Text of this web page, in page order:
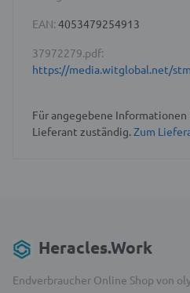
EAN: 4053479254913
37972279.pdf:
https://media.witglobal.net/
Für angegebene
Lieferant zuständig.Zum
Heracles.Work
Endverbraucher Online Shop von